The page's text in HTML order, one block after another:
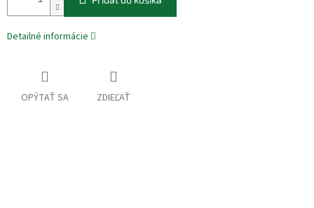
Detailné informácie
OPÝTAŤ SA ZDIEĽAŤ